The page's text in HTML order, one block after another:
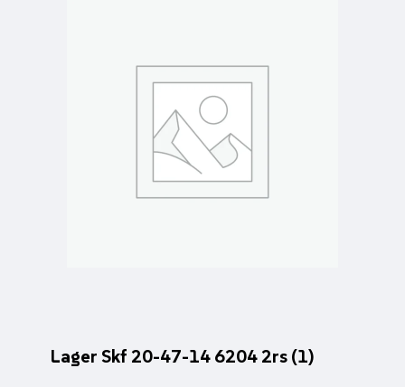
Lager Skf 20-47-14 6204 2rs (1)